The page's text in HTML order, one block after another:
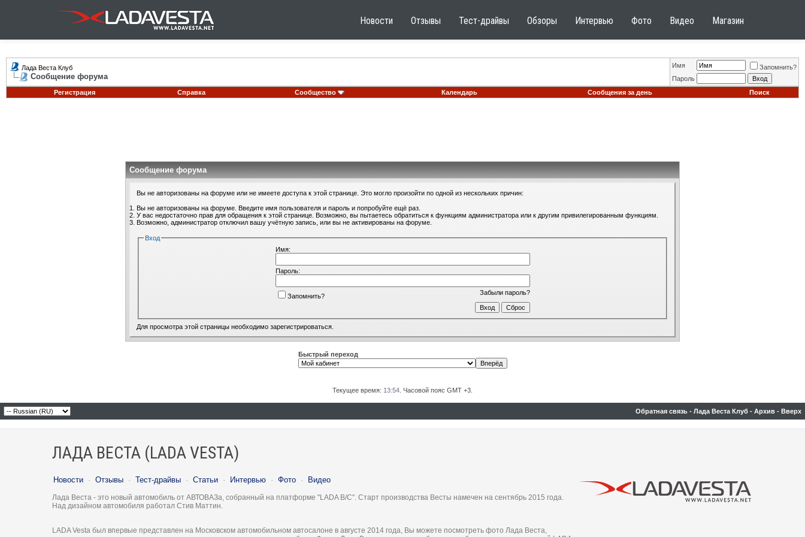
Новости Отзывы Тест-драйвы Обзоры Интервью Фото Видео Магазин
Лада Веста Клуб
Сообщение форума
Имя
Запомнить?
Пароль
Регистрация
Справка Сообщество Календарь Сообщения за день Поиск
Сообщение форума
Вы не авторизованы на форуме или не имеете доступа к этой странице. Это могло произойти по одной из нескольких причин:
Вы не авторизованы на форуме. Введите имя пользователя и пароль и попробуйте ещё раз.
У вас недостаточно прав для обращения к этой странице. Возможно, вы пытаетесь обратиться к функциям администратора или к другим привилегированным функциям.
Возможно, администратор отключил вашу учётную запись, или вы не активированы на форуме.
Вход
Имя:
Пароль:
Забыли пароль?
Запомнить?
Для просмотра этой страницы необходимо зарегистрироваться
Быстрый переход
Текущее время: 13:54 . Часовой пояс GMT +3.
Обратная связь - Лада Веста Клуб - Архив - Вверх
ЛАДА ВЕСТА (LADA VESTA)
Новости · Отзывы · Тест-драйвы · Статьи · Интервью · Фото · Видео
Лада Веста - это новый автомобиль от АВТОВАЗа, собранный на платформе "LADA B/C". Старт производства Весты намечен на сентябрь 2015 года.
Над дизайном автомобиля работал Стив Маттин.
LADA Vesta был впервые представлен на Московском автомобильном автосалоне в августе 2014 года, Вы можете посмотреть фото Лада Веста,